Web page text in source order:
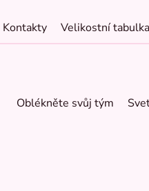
Kontakty Velikostní tabulka
Oblékněte svůj tým